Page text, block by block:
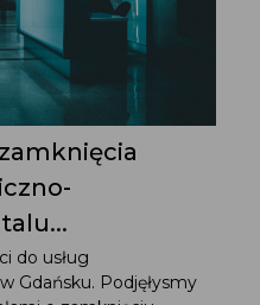
do usług ginekologiczno-
interwencję